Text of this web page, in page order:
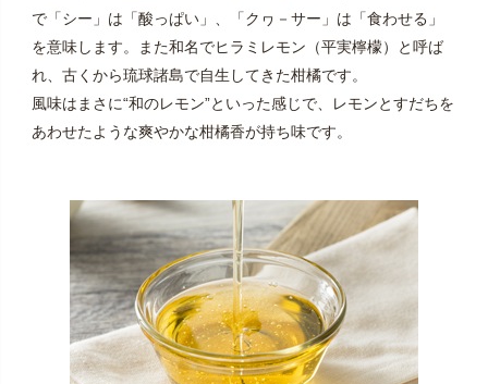
で「シー」は「酸っぱい」、「クヮ－サー」は「食わせる」
を意味します。また和名でヒラミレモン（平実檸檬）と呼ば
れ、古くから琉球諸島で自生してきた柑橘です。
風味はまさに“和のレモン”といった感じで、レモンとすだちを
あわせたような爽やかな柑橘香が持ち味です。